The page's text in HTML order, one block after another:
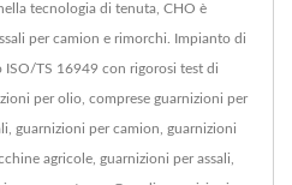
tecnologia di tenuta, CHO è
per camion e rimorchi. Impianto di
TS 16949 con rigorosi test di
per olio, comprese guarnizioni per
guarnizioni per camion, guarnizioni
agricole, guarnizioni per assali,